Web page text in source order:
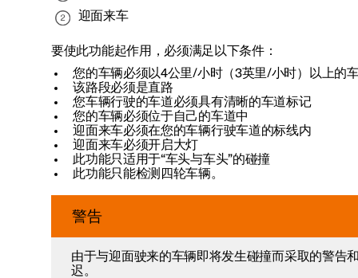
迎面来车
要使此功能起作用，必须满足以下条件：
您的车辆必须以4公里/小时（3英里/小时）
以上的
该路段必须是直路
您车辆行驶的车道必须具有清晰的车道标记
您的车辆必须位于自己的车道中
迎面来车必须在您的车辆行驶车道的标线内
迎面来车必须开启大灯
此功能只适用于“车头与车头”的碰撞
此功能只能检测四轮车辆。
警告
由于与迎面驶来的车辆即将发生碰撞而采取的警告
迟。